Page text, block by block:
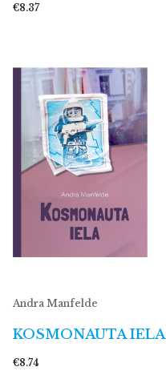
€8.37
Andra Manfelde
KOSMONAUTA IELA
€8.74